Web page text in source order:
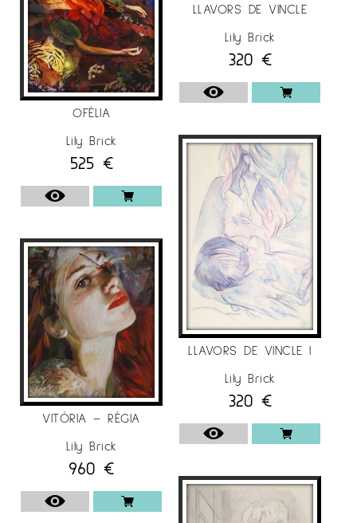
OFÈLIA
Lily Brick
525 €
VITÓRIA – RÈGIA
Lily Brick
960 €
LLAVORS DE VINCLE
Lily Brick
320 €
LLAVORS DE VINCLE I
Lily Brick
320 €